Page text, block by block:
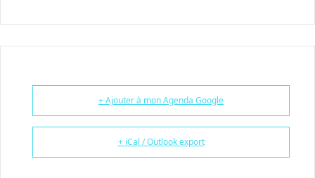
+ Ajouter à mon Agenda Google
+ iCal / Outlook export